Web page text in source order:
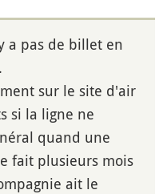
a pas de billet en
sur le site d'air
si la ligne ne
quand une
fait plusieurs mois
ait le